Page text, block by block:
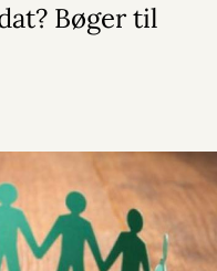
Bøger til